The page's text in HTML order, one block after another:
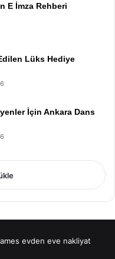
E İmza Rehberi
Lüks Hediye
İçin Ankara Dans
evden eve nakliyat